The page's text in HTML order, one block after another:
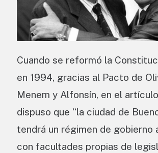
Cuando se reformó la
en 1994, gracias al Pacto de
Menem y Alfonsín, en el
dispuso que “la ciudad de
tendrá un régimen de gobierno
con facultades propias de